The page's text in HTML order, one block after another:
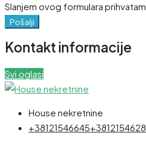
Slanjem ovog formulara prihvatam
Pošalji
Kontakt informacije
Svi oglasi
House nekretnine
+38121546645